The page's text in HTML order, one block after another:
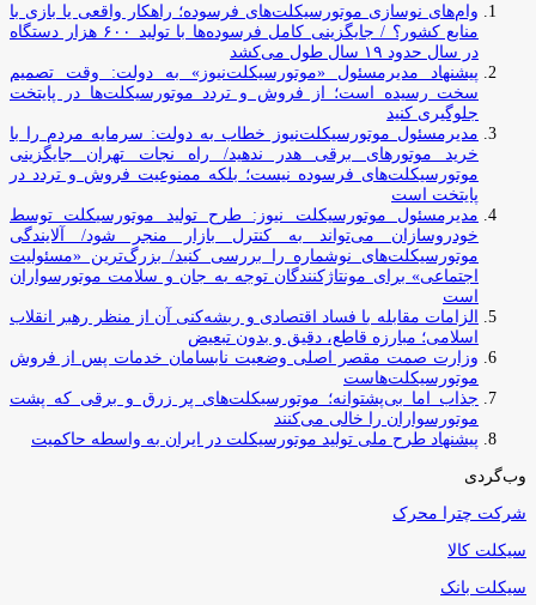
وام‌های نوسازی موتورسیکلت‌های فرسوده؛ راهکار واقعی یا بازی با
منابع کشور؟ / جایگزینی کامل فرسوده‌ها با تولید ۶۰۰ هزار دستگاه
در سال حدود ۱۹ سال طول می‌کشد
پیشنهاد مدیرمسئول «موتورسیکلت‌نیوز» به دولت: وقت تصمیم
سخت رسیده است؛ از فروش و تردد موتورسیکلت‌ها در پایتخت
جلوگیری کنید
مدیرمسئول موتورسیکلت‌نیوز خطاب به دولت: سرمایه مردم را با
خرید موتورهای برقی هدر ندهید/ راه نجات تهران جایگزینی
موتورسیکلت‌های فرسوده نیست؛ بلکه ممنوعیت فروش و تردد در
پایتخت است
مدیرمسئول موتورسیکلت نیوز: طرح تولید موتورسیکلت توسط
خودروسازان می‌تواند به کنترل بازار منجر شود/ آلایندگی
موتورسیکلت‌های نوشماره را بررسی کنید/ بزرگ‌ترین «مسئولیت
اجتماعی» برای مونتاژکنندگان توجه به جان و سلامت موتورسواران
است
الزامات مقابله با فساد اقتصادی و ریشه‌کنی آن از منظر رهبر انقلاب
اسلامی؛ مبارزه قاطع، دقیق و بدون تبعیض
وزارت صمت مقصر اصلی وضعیت نابسامان خدمات پس از فروش
موتورسیکلت‌هاست
جذاب اما بی‌پشتوانه؛ موتورسیکلت‌های پر زرق‌ و برقی که پشت
موتورسواران را خالی می‌کنند
پیشنهاد طرح ملی تولید موتورسیکلت در ایران به واسطه حاکمیت
وب‌گردی
شرکت چترا محرک
سیکلت کالا
سیکلت بانک